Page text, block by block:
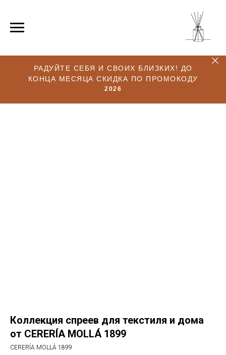
РАДУЙТЕ СЕБЯ И СВОИХ БЛИЗКИХ! ДО
КОНЦА МЕСЯЦА СКИДКА ПО ПРОМОКОДУ
2026
Коллекция спреев для текстиля и дома
от CERERÍA MOLLÁ 1899
CERERÍA MOLLÁ 1899